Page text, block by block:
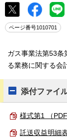
ページ番号1010701
ガス事業法第53条
る業務に関する会
添付ファイ
様式第1 （
託送収益明細